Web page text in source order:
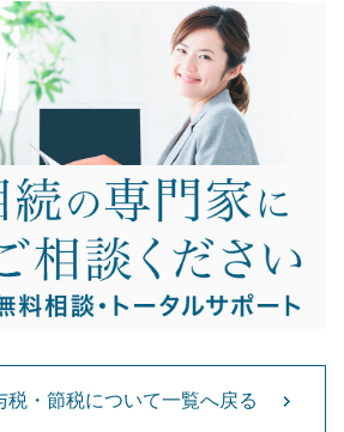
税・節税について一覧へ戻る